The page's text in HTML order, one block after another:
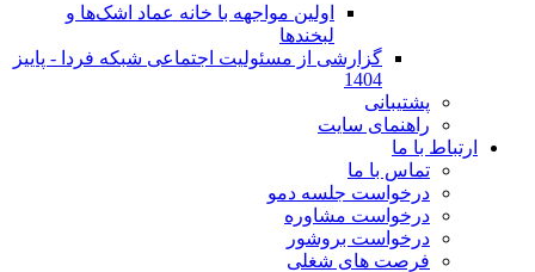
اولین مواجهه با خانه عماد اشک‌ها و
لبخندها
گزارشی از مسئولیت اجتماعی شبکه فردا - پاییز
1404
پشتیبانی
راهنمای سایت
ارتباط با ما
تماس با ما
در‌خواست جلسه دمو
درخواست مشاوره
درخواست بروشور
فرصت های شغلی